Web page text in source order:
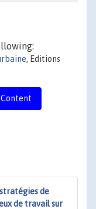
, Editions
Content
de
de travail sur